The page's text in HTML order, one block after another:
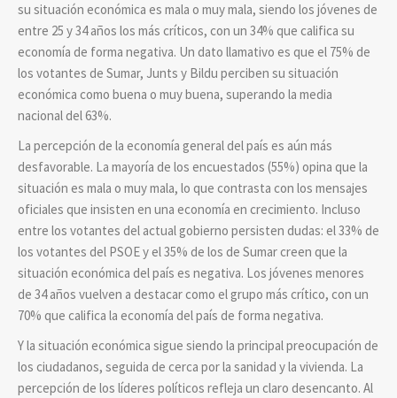
su situación económica es mala o muy mala, siendo los jóvenes de
entre 25 y 34 años los más críticos, con un 34% que califica su
economía de forma negativa. Un dato llamativo es que el 75% de
los votantes de Sumar, Junts y Bildu perciben su situación
económica como buena o muy buena, superando la media
nacional del 63%.
La percepción de la economía general del país es aún más
desfavorable. La mayoría de los encuestados (55%) opina que la
situación es mala o muy mala, lo que contrasta con los mensajes
oficiales que insisten en una economía en crecimiento. Incluso
entre los votantes del actual gobierno persisten dudas: el 33% de
los votantes del PSOE y el 35% de los de Sumar creen que la
situación económica del país es negativa. Los jóvenes menores
de 34 años vuelven a destacar como el grupo más crítico, con un
70% que califica la economía del país de forma negativa.
Y la situación económica sigue siendo la principal preocupación de
los ciudadanos, seguida de cerca por la sanidad y la vivienda. La
percepción de los líderes políticos refleja un claro desencanto. Al